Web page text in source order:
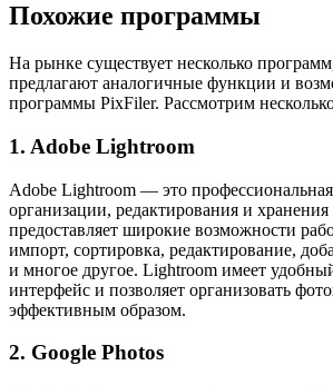
Похожие программы
На рынке существует несколько
предлагают аналогичные функции и
программы PixFiler. Рассмотрим
1. Adobe Lightroom
Adobe Lightroom — это
организации, редактирования и
предоставляет широкие возможности
импорт, сортировка, редактирование,
и многое другое. Lightroom имеет
интерфейс и позволяет организовать
эффективным образом.
2. Google Photos